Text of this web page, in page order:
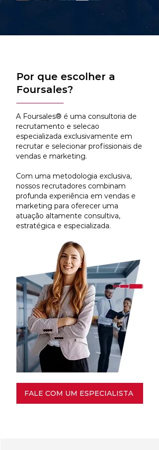
Por que escolher a
Foursales?
A Foursales® é uma consultoria de
recrutamento e selecao
especializada exclusivamente em
recrutar e selecionar profissionais de
vendas e marketing.
Com uma metodologia exclusiva,
nossos recrutadores combinam
profunda experiência em vendas e
marketing para oferecer uma
atuação altamente consultiva,
estratégica e especializada.
FALE COM UM ESPECIALISTA